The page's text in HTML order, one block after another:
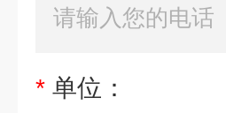
* 单位：